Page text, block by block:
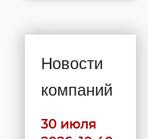
Новости
компаний
30 июля